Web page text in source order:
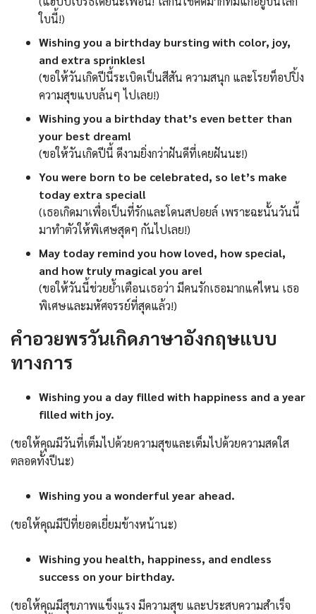
ใบนี้!)
Wishing you a birthday bursting with color, joy,
and extra sprinkles!
(ขอให้วันเกิดปีนี้ระเบิดเป็นสีสัน ความสนุก และโรยท็อปปิ้ง
ความสุขแบบล้นๆ ไปเลย!)
Wishing you a birthday that’s even better than
your best dream!
(ขอให้วันเกิดปีนี้ ดีงามยิ่งกว่าฝันดีที่เคยฝันนะ!)
You were born to be celebrated, so let’s make
today extra special!
(เธอเกิดมาเพื่อเป็นที่รักและโดนสปอยล์ เพราะฉะนั้นวันนี้
มาทำตัวให้พิเศษสุดๆ กันไปเลย!)
May today remind you how loved, how special,
and how truly magical you are!
(ขอให้วันนี้ช่วยย้ำเตือนเธอว่า มีคนรักเธอมากแค่ไหน เธอ
พิเศษและมหัศจรรย์ที่สุดแล้ว!)
คำอวยพรวันเกิดภาษาอังกฤษแบบ
ทางการ
Wishing you a day filled with happiness and a year
filled with joy.
(ขอให้คุณมีวันที่เต็มไปด้วยความสุขและเต็มไปด้วยความสดใส
ตลอดทั้งปีนะ)
Wishing you a wonderful year ahead.
(ขอให้คุณมีปีที่ยอดเยี่ยมข้างหน้านะ)
Wishing you health, happiness, and endless
success on your birthday.
(ขอให้คุณมีสุขภาพแข็งแรง มีความสุข และประสบความสำเร็จ